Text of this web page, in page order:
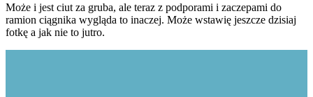
Może i jest ciut za gruba, ale teraz z podporami i zaczepami do
ramion ciągnika wygląda to inaczej. Może wstawię jeszcze dzisiaj
fotkę a jak nie to jutro.